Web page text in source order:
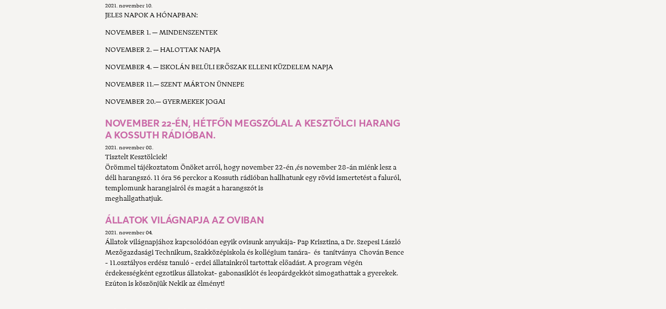
2021. november 10.
JELES NAPOK A HÓNAPBAN:
NOVEMBER 1. — MINDENSZENTEK
NOVEMBER 2. — HALOTTAK NAPJA
NOVEMBER 4. — ISKOLÁN BELÜLI ERŐSZAK ELLENI KÜZDELEM NAPJA
NOVEMBER 11.— SZENT MÁRTON ÜNNEPE
NOVEMBER 20.— GYERMEKEK JOGAI
NOVEMBER 22-ÉN, HÉTFŐN MEGSZÓLAL A KESZTÖLCI HARANG
A KOSSUTH RÁDIÓBAN.
2021. november 08.
Tisztelt Kesztölciek!
Örömmel tájékoztatom Önöket arról, hogy november 22-én ,és november 28-án miénk lesz a
déli harangszó. 11 óra 56 perckor a Kossuth rádióban hallhatunk egy rövid ismertetést a faluról,
templomunk harangjairól és magát a harangszót is
meghallgathatjuk.
ÁLLATOK VILÁGNAPJA AZ OVIBAN
2021. november 04.
Állatok világnapjához kapcsolódóan egyik ovisunk anyukája- Pap Krisztina, a Dr. Szepesi László
Mezőgazdasági Technikum, Szakközépiskola és kollégium tanára- és tanítványa Chován Bence
- 11.osztályos erdész tanuló - erdei állatainkról tartottak előadást. A program végén
érdekességként egzotikus állatokat- gabonasiklót és leopárdgekkót simogathattak a gyerekek.
Ezúton is köszönjük Nekik az élményt!